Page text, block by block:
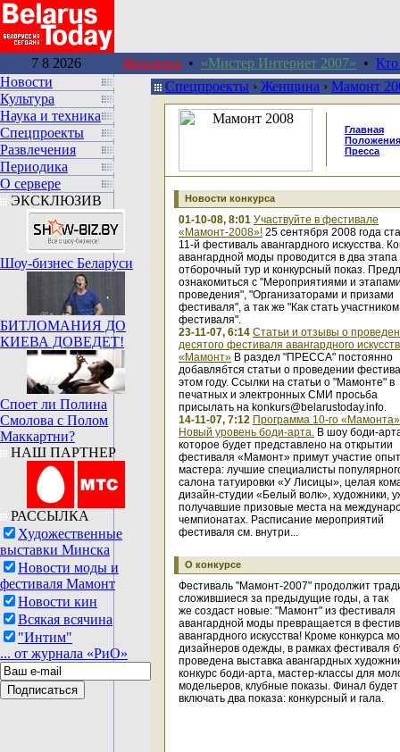
7 8 2026 Женщина • «Мистер Интернет 2007» • Кто
Новости
Культура
Наука и техника
Спецпроекты
Развлечения
Периодика
О сервере
ЭКСКЛЮЗИВ
Шоу-бизнес Беларуси
БИТЛОМАНИЯ ДО
КИЕВА ДОВЕДЕТ!
Споет ли Полина
Смолова с Полом
Маккартни?
НАШ ПАРТНЕР
РАССЫЛКА
Художественные
выставки Минска
Новости моды и
фестиваля Мамонт
Новости кин
Всякая всячина
"Интим"
... от журнала «РиО»
Спецпроекты › Женщина › Мамонт
Главная
Положения
Пресса
Новости конкурса
01-10-08, 8:01 Участвуйте в фестивале
«Мамонт-2008»! 25 сентября 2008 года
11-й фестиваль авангардного искусства.
авангардной моды проводится в два этапа
отборочный тур и конкурсный показ.
ознакомиться с "Мероприятиями и
проведения", "Организаторами и призами
фестиваля", а так же "Как стать участником
фестиваля".
23-11-07, 6:14 Статьи и отзывы о
десятого фестиваля авангардного
«Мамонт» В раздел "ПРЕССА" постоянно
добавлябтся статьи о проведении
этом году. Ссылки на статьи о "Мамонте" в
печатных и электронных СМИ просьба
присылать на konkurs@belarustoday.info.
14-11-07, 7:12 Программа 10-го
Новый уровень боди-арта. В шоу боди-
которое будет представлено на открытии
фестиваля «Мамонт» примут участие
мастера: лучшие специалисты
салона татуировки «У Лисицы», целая
дизайн-студии «Белый волк», художники,
получавшие призовые места на
чемпионатах. Расписание мероприятий
фестиваля см. внутри...
О конкурсе
Фестиваль "Мамонт-2007" продолжит
сложившиеся за предыдущие годы, а так
же создаст новые: "Мамонт" из фестиваля
авангардной моды превращается в
авангардного искусства! Кроме конкурса
дизайнеров одежды, в рамках фестиваля
проведена выставка авангардных
конкурс боди-арта, мастер-классы для
модельеров, клубные показы. Финал будет
включать два показа: конкурсный и гала.